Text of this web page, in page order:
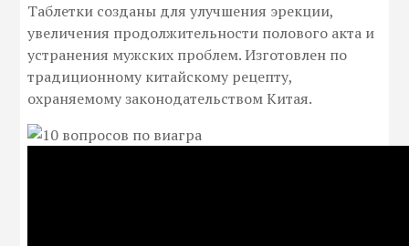
Таблетки созданы для улучшения эрекции,
увеличения продолжительности полового акта и
устранения мужских проблем. Изготовлен по
традиционному китайскому рецепту,
охраняемому законодательством Китая.